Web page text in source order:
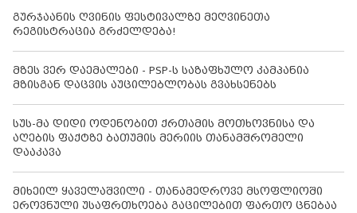
გურჯაანის ღვინის ფესტივალზე მეღვინეთა
რეგისტრაცია გრძელდება!
მზეს ვერ დაემალები - PSP-ს საზაფხულო კამპანია
მზისგან დაცვის აუცილებლობას გვახსენებს
სუს-მა დიდი ოდენობით ქრთამის მოთხოვნისა და
აღების ფაქტზე ბათუმის მერიის თანამშრომელი
დააკავა
მიხეილ ყაველაშვილი - თანამედროვე მსოფლიოში
ეროვნული უსაფრთხოება გაცილებით ფართო ცნებაა